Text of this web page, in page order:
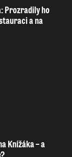
Prozradily ho
a na
Knížáka – a